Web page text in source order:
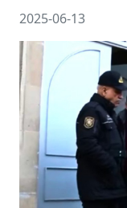
أذربيجان
2025-06-13